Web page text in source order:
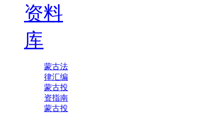
资料
库
蒙古法
律汇编
蒙古投
资指南
蒙古投